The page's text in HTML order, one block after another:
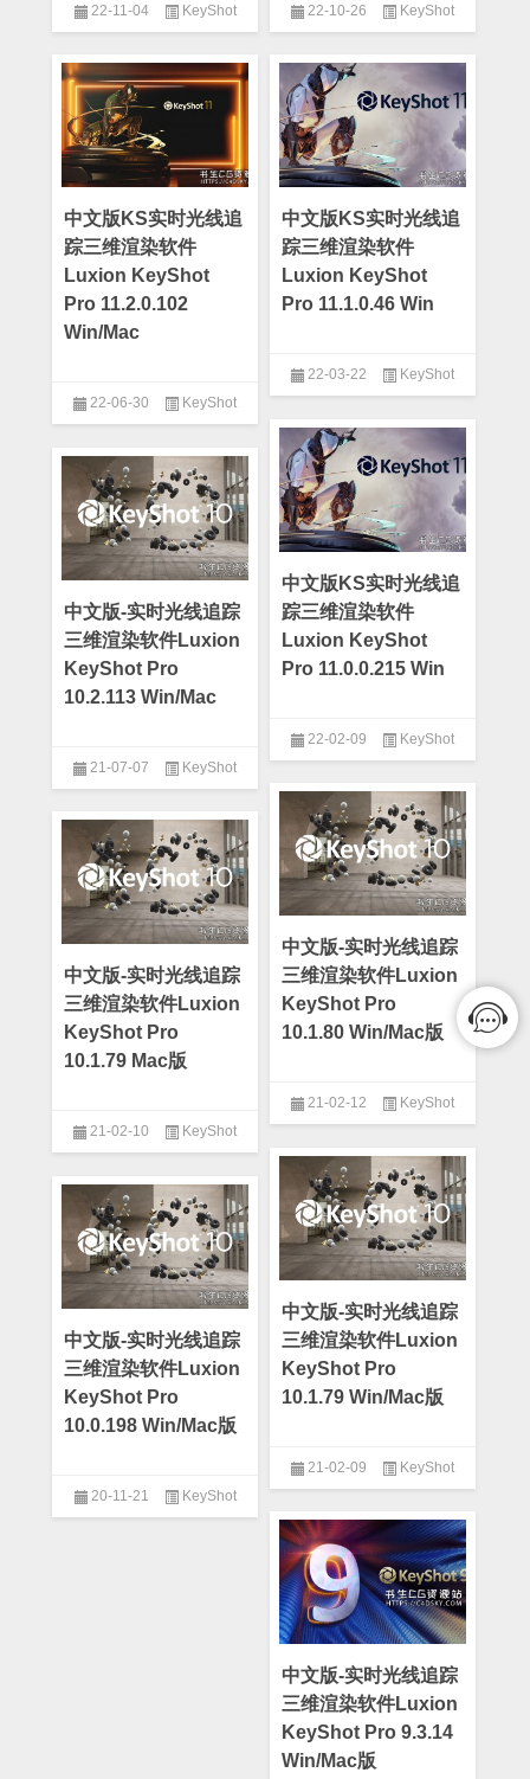
22-11-04 KeyShot 22-10-26 KeyShot
中文版KS实时光线追
踪三维渲染软件
Luxion KeyShot
Pro 11.2.0.102
Win/Mac
22-06-30 KeyShot
中文版KS实时光线追
踪三维渲染软件
Luxion KeyShot
Pro 11.1.0.46 Win
22-03-22 KeyShot
中文版KS实时光线追
踪三维渲染软件
Luxion KeyShot
Pro 11.0.0.215 Win
22-02-09 KeyShot
中文版-实时光线追踪
三维渲染软件Luxion
KeyShot Pro
10.2.113 Win/Mac
21-07-07 KeyShot
中文版-实时光线追踪
三维渲染软件Luxion
KeyShot Pro
10.1.80 Win/Mac版
21-02-12 KeyShot
中文版-实时光线追踪
三维渲染软件Luxion
KeyShot Pro
10.1.79 Mac版
21-02-10 KeyShot
中文版-实时光线追踪
三维渲染软件Luxion
KeyShot Pro
10.1.79 Win/Mac版
21-02-09 KeyShot
中文版-实时光线追踪
三维渲染软件Luxion
KeyShot Pro
10.0.198 Win/Mac版
20-11-21 KeyShot
中文版-实时光线追踪
三维渲染软件Luxion
KeyShot Pro 9.3.14
Win/Mac版